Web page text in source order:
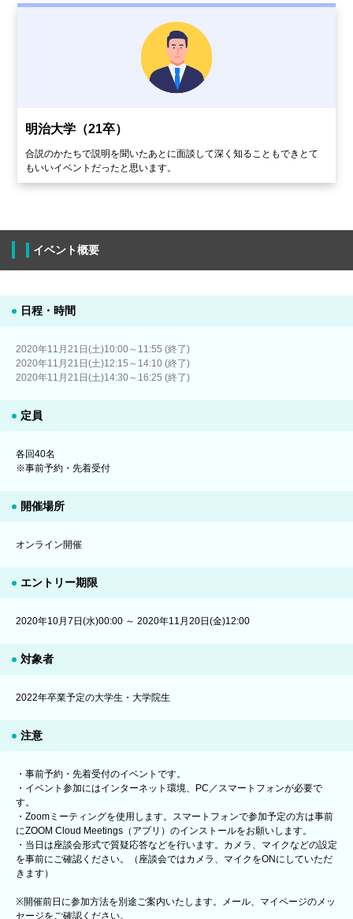
明治大学（21卒）
合説のかたちで説明を聞いたあとに面談して深く知ることもできとて
もいいイベントだったと思います。
イベント概要
日程・時間
2020年11月21日(土)10:00～11:55 (終了)
2020年11月21日(土)12:15～14:10 (終了)
2020年11月21日(土)14:30～16:25 (終了)
定員
各回40名
※事前予約・先着受付
開催場所
オンライン開催
エントリー期限
2020年10月7日(水)00:00 ～ 2020年11月20日(金)12:00
対象者
2022年卒業予定の大学生・大学院生
注意
・事前予約・先着受付のイベントです。
・イベント参加にはインターネット環境、PC／スマートフォンが必要で
す。
・Zoomミーティングを使用します。スマートフォンで参加予定の方は事前
にZOOM Cloud Meetings（アプリ）のインストールをお願いします。
・当日は座談会形式で質疑応答などを行います。カメラ、マイクなどの設定
を事前にご確認ください。（座談会ではカメラ、マイクをONにしていただ
きます）
※開催前日に参加方法を別途ご案内いたします。メール、マイページのメッ
セージをご確認ください。